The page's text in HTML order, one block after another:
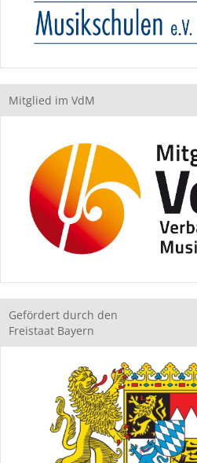
Mitglied im VdM
Gefördert durch den
Freistaat Bayern